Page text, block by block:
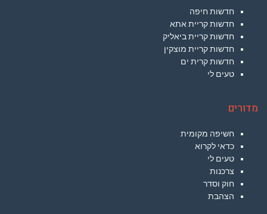
חדשות חיפה
חדשות קריית אתא
חדשות קריית ביאליק
חדשות קריית מוצקין
חדשות קרית ים
טעים לי
מדורים
חשיפה מקומית
כדאי לקרוא
טעים לי
צרכנות
חוק וסדר
הצהבת